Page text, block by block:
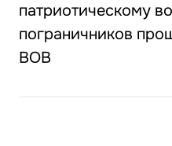
патриотическому
пограничников
ВОВ